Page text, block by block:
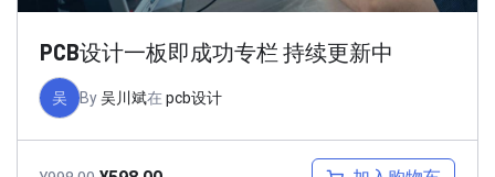
PCB设计一板即成功专栏 持续更新中
吴 By吴川斌在 pcb设计